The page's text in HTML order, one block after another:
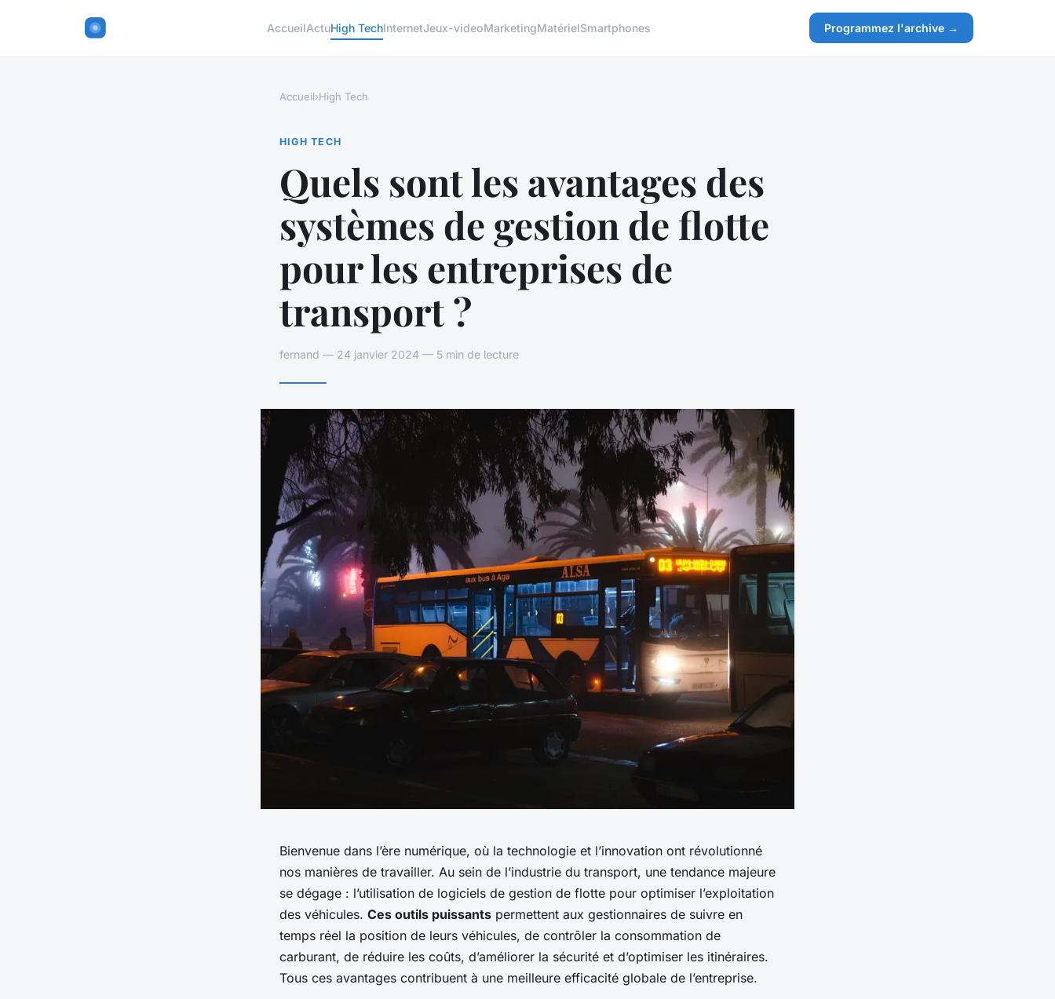
AccueilActuHigh TechInternetJeux-videoMarketingMatérielSmartphones Programmez l'archive →
Accueil›High Tech
HIGH TECH
Quels sont les avantages des
systèmes de gestion de flotte
pour les entreprises de
transport ?
fernand — 24 janvier 2024 — 5 min de lecture
Bienvenue dans l’ère numérique, où la technologie et l’innovation ont révolutionné
nos manières de travailler. Au sein de l’industrie du transport, une tendance majeure
se dégage : l’utilisation de logiciels de gestion de flotte pour optimiser l’exploitation
des véhicules. Ces outils puissants permettent aux gestionnaires de suivre en
temps réel la position de leurs véhicules, de contrôler la consommation de
carburant, de réduire les coûts, d’améliorer la sécurité et d’optimiser les itinéraires.
Tous ces avantages contribuent à une meilleure efficacité globale de l’entreprise.